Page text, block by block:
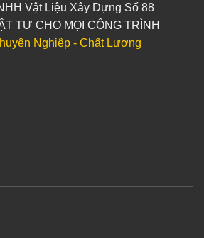
Vật Liệu Xây Dựng Số 88
TƯ CHO MỌI CÔNG TRÌNH
Nghiệp - Chất Lượng